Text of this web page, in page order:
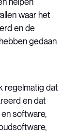
waar het
en de
gedaan
regelmatig dat
en dat
software,